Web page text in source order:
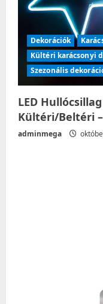
Dekorációk
Kültéri karácsonyi
Szezonális
LED
Kültéri/Beltéri
adminmega